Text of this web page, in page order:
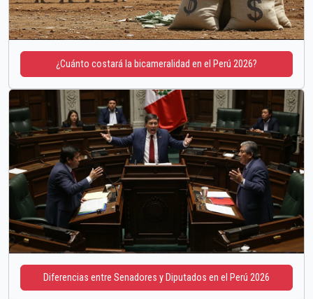
¿Cuánto costará la bicameralidad en el Perú 2026?
Diferencias entre Senadores y Diputados en el Perú 2026